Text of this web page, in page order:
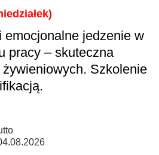
emocjonalne jedzenie w
pracy – skuteczna
Szkolenie